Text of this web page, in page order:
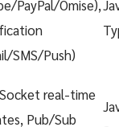
PayPal/Omise),
SMS/Push)
real-time
Pub/Sub